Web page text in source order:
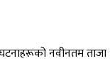
नवीनतम ताजा